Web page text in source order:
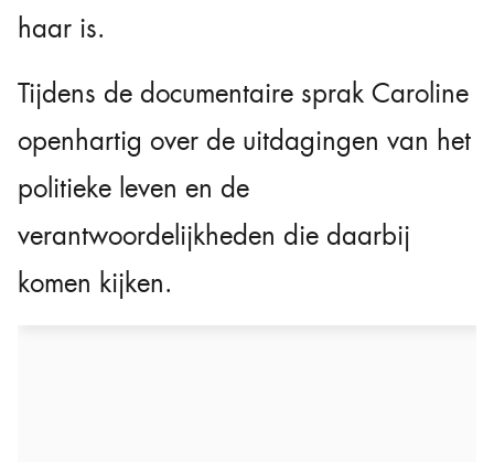
haar is.
Tijdens de documentaire sprak Caroline
openhartig over de uitdagingen van het
politieke leven en de
verantwoordelijkheden die daarbij
komen kijken.